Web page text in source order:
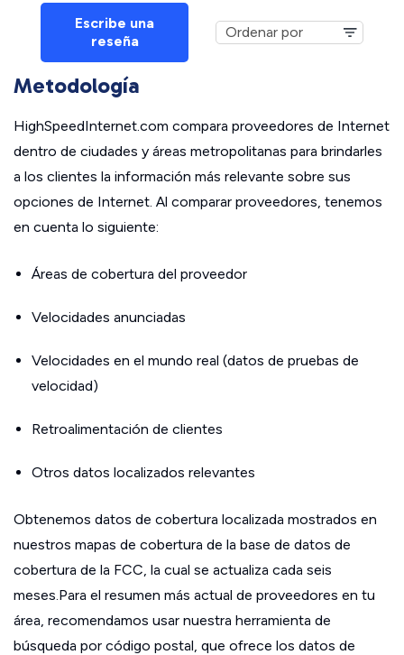
Escribe una
reseña
Metodología
HighSpeedInternet.com compara proveedores de Internet
dentro de ciudades y áreas metropolitanas para brindarles
a los clientes la información más relevante sobre sus
opciones de Internet. Al comparar proveedores, tenemos
en cuenta lo siguiente:
Áreas de cobertura del proveedor
Velocidades anunciadas
Velocidades en el mundo real (datos de pruebas de
velocidad)
Retroalimentación de clientes
Otros datos localizados relevantes
Obtenemos datos de cobertura localizada mostrados en
nuestros mapas de cobertura de la base de datos de
cobertura de la FCC, la cual se actualiza cada seis
meses.Para el resumen más actual de proveedores en tu
área, recomendamos usar nuestra herramienta de
búsqueda por código postal, que ofrece los datos de